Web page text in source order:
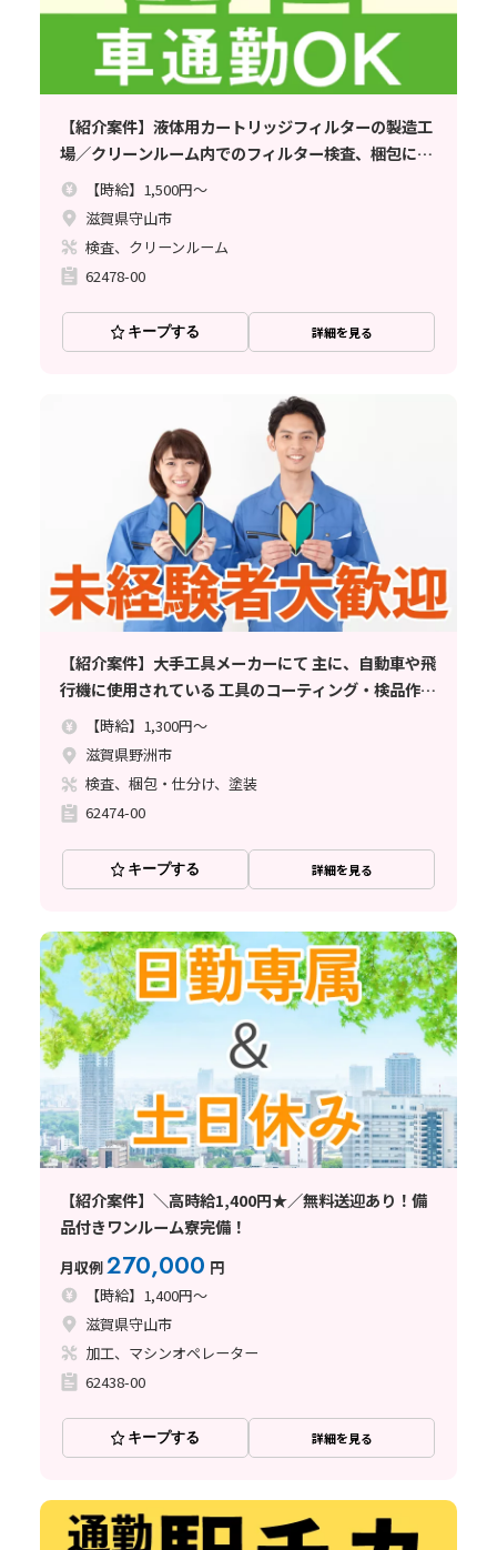
【紹介案件】液体用カートリッジフィルターの製造工
場／クリーンルーム内でのフィルター検査、梱包にな
ります。【時給】1,500円～
滋賀県守山市
検査、クリーンルーム
62478-00
キープする 詳細を見る
【紹介案件】大手工具メーカーにて 主に、自動車や飛
行機に使用されている 工具のコーティング・検品作業
のお仕事【時給】1,300円～
滋賀県野洲市
検査、梱包・仕分け、塗装
62474-00
キープする 詳細を見る
【紹介案件】＼高時給1,400円★／無料送迎あり！備
品付きワンルーム寮完備！
月収例270,000 円
【時給】1,400円～
滋賀県守山市
加工、マシンオペレーター
62438-00
キープする 詳細を見る